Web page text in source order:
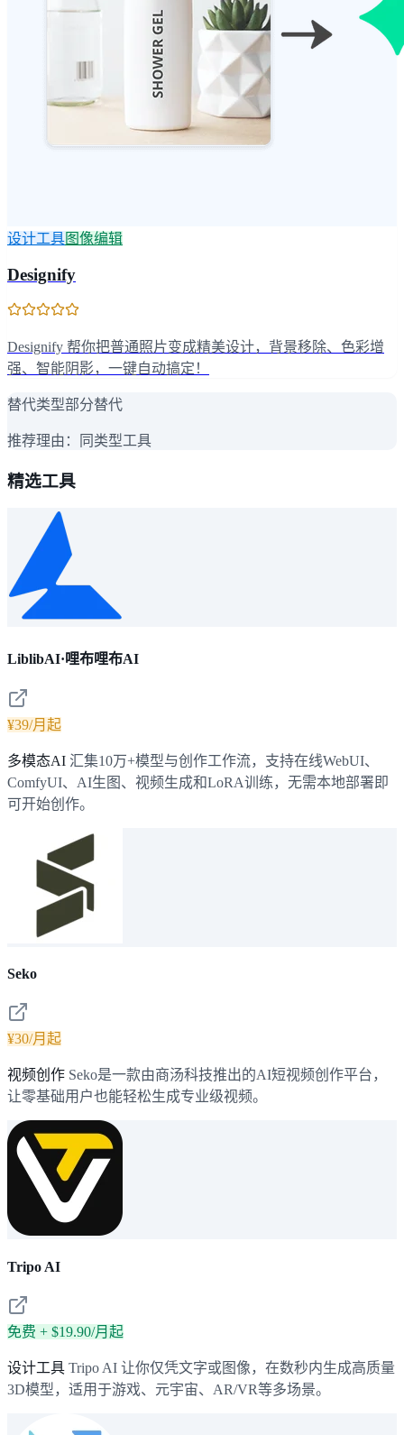
设计工具图像编辑
Designify
Designify 帮你把普通照片变成精美设计，背景移除、色彩增
强、智能阴影，一键自动搞定！
替代类型部分替代
推荐理由： 同类型工具
精选工具
LiblibAI·哩布哩布AI
¥39/月起
多模态AI 汇集10万+模型与创作工作流，支持在线WebUI、
ComfyUI、AI生图、视频生成和LoRA训练，无需本地部署即
可开始创作。
Seko
¥30/月起
视频创作 Seko是一款由商汤科技推出的AI短视频创作平台，
让零基础用户也能轻松生成专业级视频。
Tripo AI
免费 + $19.90/月起
设计工具 Tripo AI 让你仅凭文字或图像，在数秒内生成高质量
3D模型，适用于游戏、元宇宙、AR/VR等多场景。